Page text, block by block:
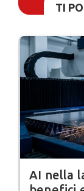
TI
AI nella